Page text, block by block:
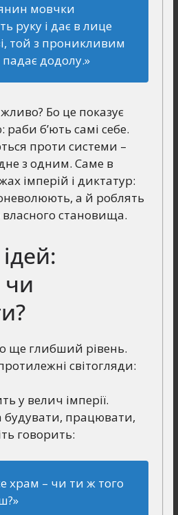
мовчки
руку і дає в лице
той з проникливим
додолу.»
Бо це показує
раби б’ють самі себе.
проти системи –
з одним. Саме в
імперій і диктатур:
а й роблять
становища.
чи
ще глибший рівень.
світогляди:
у велич імперії.
будувати, працювати,
говорить:
храм – чи ти ж того